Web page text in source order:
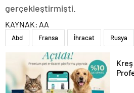
gerçekleştirmişti.
KAYNAK: AA
Abd Fransa İhracat Rusya
Kreş